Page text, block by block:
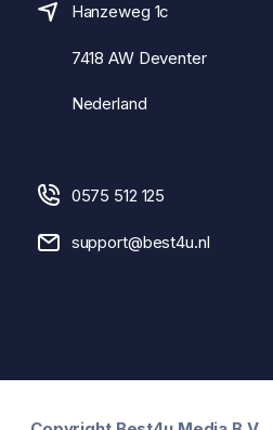
Hanzeweg 1c
7418 AW Deventer
Nederland
0575 512 125
support@best4u.nl